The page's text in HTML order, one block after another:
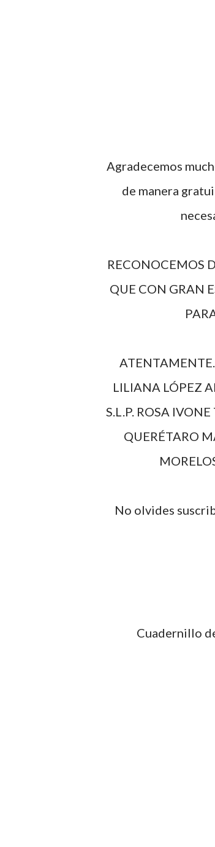
Agradecemos mucho su visita al blog, recordando que los materiales se comparten
de manera
RECONOCEMOS
QUE CON GRAN
LILIANA LÓPEZ
S.L.P. ROSA
QUERÉTARO
No olvides
Cuadernillo